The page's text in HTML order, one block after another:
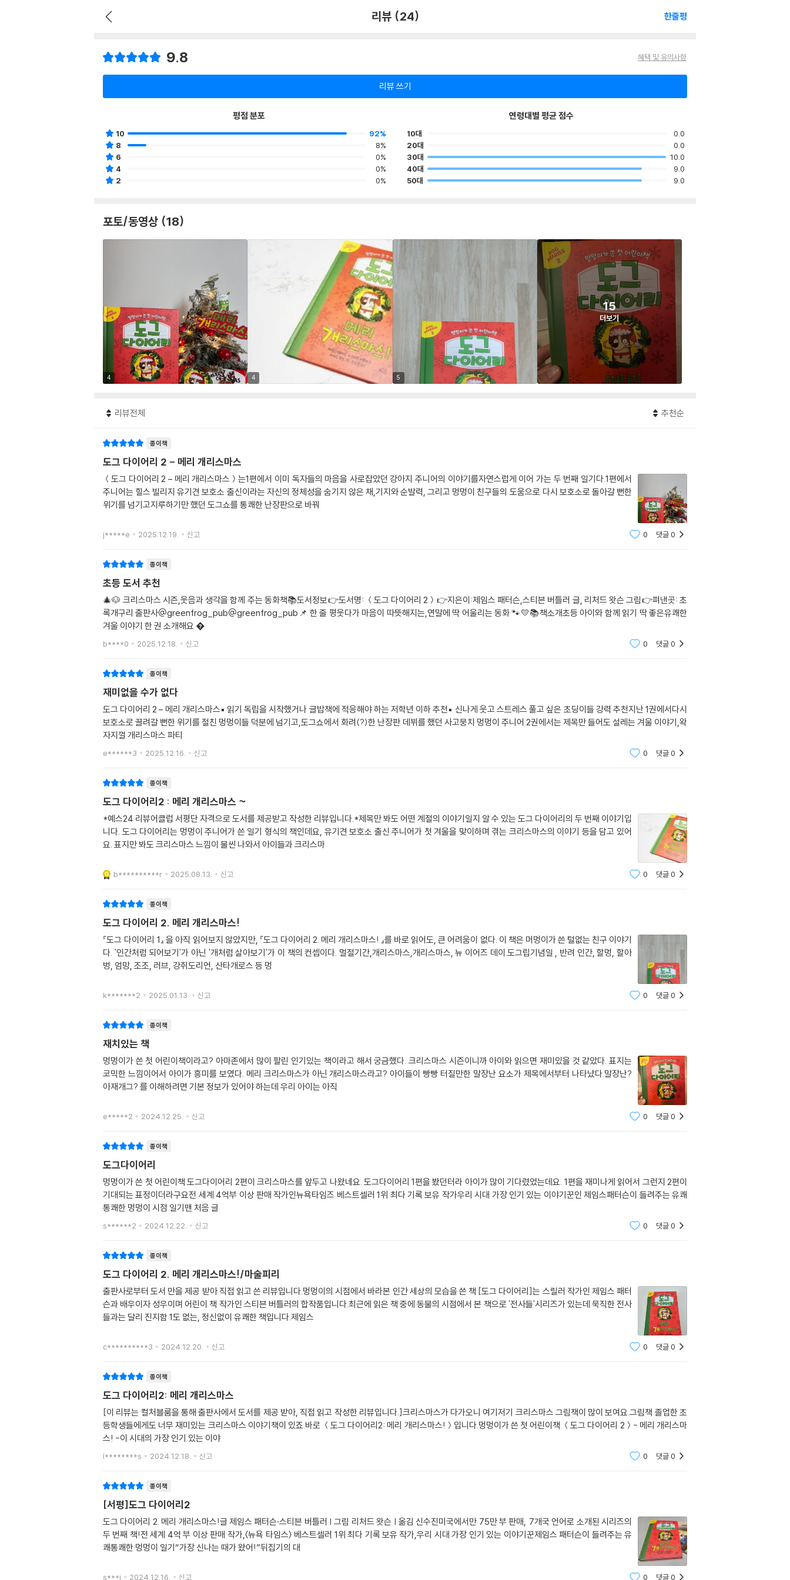
리뷰 (24) 한줄평
9.8 혜택 및 유의사항
리뷰 쓰기
평점 분포
10
92%
8
8%
6
0%
4
0%
2
0%
연령대별 평균 점수
10대
0.0
20대
0.0
30대
10.0
40대
9.0
50대
9.0
포토/동영상 (18)
4 4 5
15
더보기
리뷰전체 추천순
종이책
도그 다이어리 2 - 메리 개리스마스
＜도그 다이어리 2 – 메리 개리스마스＞는1편에서 이미 독자들의 마음을 사로잡았던 강아지 주니어의 이야기를자연스럽게 이어 가는 두 번째 일기다.1편에서
주니어는 힐스 빌리지 유기견 보호소 출신이라는 자신의 정체성을 숨기지 않은 채,기지와 순발력, 그리고 멍멍이 친구들의 도움으로 다시 보호소로 돌아갈 뻔한
위기를 넘기고지루하기만 했던 도그쇼를 통쾌한 난장판으로 바꿔
j*****e 2025.12.19. 신고 0 댓글0
종이책
초등 도서 추천
🎄🐶 크리스마스 시즌,웃음과 생각을 함께 주는 동화책📚도서정보👉도서명: ＜도그 다이어리 2＞👉지은이:제임스 패터슨,스티븐 버틀러 글, 리처드 왓슨 그림👉펴낸곳: 초
록개구리 출판사@greenfrog_pub@greenfrog_pub📌 한 줄 평웃다가 마음이 따뜻해지는,연말에 딱 어울리는 동화 🐾💛📚책소개초등 아이와 함께 읽기 딱 좋은유쾌한
겨울 이야기 한 권 소개해요 �
b****0 2025.12.18. 신고 0 댓글0
종이책
재미없을 수가 없다
도그 다이어리 2 – 메리 개리스마스▪️ 읽기 독립을 시작했거나 글밥책에 적응해야 하는 저학년 이하 추천▪️ 신나게 웃고 스트레스 풀고 싶은 초딩이들 강력 추천지난 1권에서다시
보호소로 끌려갈 뻔한 위기를 절친 멍멍이들 덕분에 넘기고,도그쇼에서 화려(?)한 난장판 데뷔를 했던 사고뭉치 멍멍이 주니어.2권에서는 제목만 들어도 설레는 겨울 이야기,왁
자지껄 개리스마스 파티
e******3 2025.12.16. 신고 0 댓글0
종이책
도그 다이어리2 : 메리 개리스마스 ~
*예스24 리뷰어클럽 서평단 자격으로 도서를 제공받고 작성한 리뷰입니다.*제목만 봐도 어떤 계절의 이야기일지 알 수 있는 도그 다이어리의 두 번째 이야기입
니다. 도그 다이어리는 멍멍이 주니어가 쓴 일기 형식의 책인데요, 유기견 보호소 출신 주니어가 첫 겨울을 맞이하며 겪는 크리스마스의 이야기 등을 담고 있어
요. 표지만 봐도 크리스마스 느낌이 물씬 나와서 아이들과 크리스마
b**********r 2025.08.13. 신고 0 댓글0
종이책
도그 다이어리 2. 메리 개리스마스!
『도그 다이어리 1』 을 아직 읽어보지 않았지만, 『도그 다이어리 2. 메리 개리스마스! 』를 바로 읽어도, 큰 어려움이 없다. 이 책은 머멍이가 쓴 털없는 친구 이야기
다. '인간처럼 되어보기'가 아닌 '개처럼 살아보기'가 이 책의 컨셉이다. 멀절기간,개리스마스,개리스마스, 뉴 이어즈 데이.도그립기념일 , 반려 인간, 할멍, 할아
벙, 엄망, 조조, 러브, 강쥐도리언, 산타개로스 등 멍
k*******2 2025.01.13. 신고 0 댓글0
종이책
재치있는 책
멍멍이가 쓴 첫 어린이책이라고? 아마존에서 많이 팔린 인기있는 책이라고 해서 궁금했다. 크리스마스 시즌이니까 아이와 읽으면 재미있을 것 같았다. 표지는
코믹한 느낌이어서 아이가 흥미를 보였다. 메리 크리스마스가 아닌 개리스마스라고? 아이들이 빵빵 터질만한 말장난 요소가 제목에서부터 나타났다.말장난?
아재개그? 를 이해하려면 기본 정보가 있어야 하는데 우리 아이는 아직
e*****2 2024.12.25. 신고 0 댓글0
종이책
도그다이어리
멍멍이가 쓴 첫 어린이책 도그다이어리 2편이 크리스마스를 앞두고 나왔네요. 도그다이어리 1편을 봤던터라 아이가 많이 기다렸었는데요. 1편을 재미나게 읽어서 그런지 2편이
기대되는 표정이더라구요전 세계 4억부 이상 판매 작가인뉴욕타임즈 베스트셀러 1위 최다 기록 보유 작가우리 시대 가장 인기 있는 이야기꾼인 제임스패터슨이 들려주는 유쾌
통쾌한 멍멍이 시점 일기맨 처음 글
s******2 2024.12.22. 신고 0 댓글0
종이책
도그 다이어리 2. 메리 개리스마스!/마술피리
출판사로부터 도서 만을 제공 받아 직접 읽고 쓴 리뷰입니다.멍멍이의 시점에서 바라본 인간 세상의 모습을 쓴 책 [도그 다이어리]는 스릴러 작가인 제임스 패터
슨과 배우이자 성우이며 어린이 책 작가인 스티븐 버틀러의 합작품입니다.최근에 읽은 책 중에 동물의 시점에서 본 책으로 '전사들'시리즈가 있는데 묵직한 전사
들과는 달리 진지함 1도 없는, 정신없이 유쾌한 책입니다.제임스
c**********3 2024.12.20. 신고 0 댓글0
종이책
도그 다이어리2: 메리 개리스마스
[이 리뷰는 컬처블룸을 통해 출판사에서 도서를 제공 받아, 직접 읽고 작성한 리뷰입니다.]크리스마스가 다가오니 여기저기 크리스마스 그림책이 많이 보여요.그림책 졸업한 초
등학생들에게도 너무 재미있는 크리스마스 이야기책이 있죠.바로 ＜도그 다이어리2: 메리 개리스마스!＞입니다.멍멍이가 쓴 첫 어린이책 ＜도그 다이어리 2＞- 메리 개리스마
스! -이 시대의 가장 인기 있는 이야
l********s 2024.12.18. 신고 0 댓글0
종이책
[서평]도그 다이어리2
도그 다이어리 2. 메리 개리스마스!글 제임스 패터슨·스티븐 버틀러 | 그림 리처드 왓슨 | 옮김 신수진미국에서만 75만 부 판매, 7개국 언어로 소개된 시리즈의
두 번째 책!전 세계 4억 부 이상 판매 작가,〈뉴욕 타임스〉 베스트셀러 1위 최다 기록 보유 작가,우리 시대 가장 인기 있는 이야기꾼제임스 패터슨이 들려주는 유
쾌통쾌한 멍멍이 일기“가장 신나는 때가 왔어!”뒤집기의 대
s***i 2024.12.16. 신고 0 댓글0